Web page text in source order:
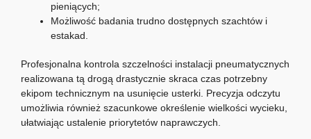
pieniących;
Możliwość badania trudno dostępnych szachtów i
estakad.
Profesjonalna kontrola szczelności instalacji pneumatycznych
realizowana tą drogą drastycznie skraca czas potrzebny
ekipom technicznym na usunięcie usterki. Precyzja odczytu
umożliwia również szacunkowe określenie wielkości wycieku,
ułatwiając ustalenie priorytetów naprawczych.